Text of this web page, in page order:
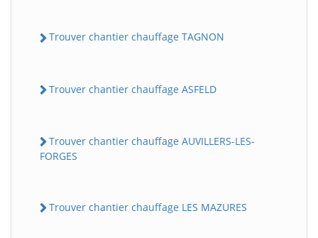
Trouver chantier chauffage TAGNON
Trouver chantier chauffage ASFELD
Trouver chantier chauffage AUVILLERS-LES-
FORGES
Trouver chantier chauffage LES MAZURES